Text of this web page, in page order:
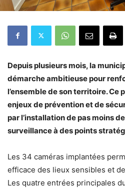
Depuis plusieurs mois, la
démarche ambitieuse pour
l’ensemble de son territoire. Ce
enjeux de prévention et de
par l’installation de pas moins
surveillance à des points
Les 34 caméras implantées
efficace des lieux sensibles et
Les quatre entrées principales